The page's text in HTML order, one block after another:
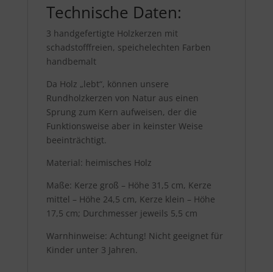
Technische Daten:
3 handgefertigte Holzkerzen mit
schadstofffreien, speichelechten Farben
handbemalt
Da Holz „lebt“, können unsere
Rundholzkerzen von Natur aus einen
Sprung zum Kern aufweisen, der die
Funktionsweise aber in keinster Weise
beeinträchtigt.
Material: heimisches Holz
Maße: Kerze groß – Höhe 31,5 cm, Kerze
mittel – Höhe 24,5 cm, Kerze klein – Höhe
17,5 cm; Durchmesser jeweils 5,5 cm
Warnhinweise: Achtung! Nicht geeignet für
Kinder unter 3 Jahren.